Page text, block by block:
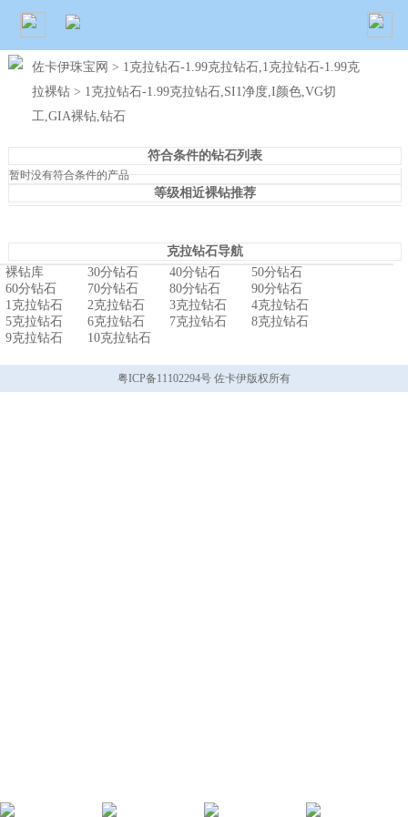
佐卡伊珠宝网 > 1克拉钻石-1.99克拉钻石,1克拉钻石-1.99克
拉裸钻 > 1克拉钻石-1.99克拉钻石,SI1净度,I颜色,VG切
工,GIA裸钻,钻石
符合条件的钻石列表
暂时没有符合条件的产品
等级相近裸钻推荐
克拉钻石导航
裸钻库
30分钻石 40分钻石
50分钻石
60分钻石
70分钻石 80分钻石
90分钻石
1克拉钻石
2克拉钻石 3克拉钻石
4克拉钻石
5克拉钻石
6克拉钻石 7克拉钻石
8克拉钻石
9克拉钻石
10克拉钻石
粤ICP备11102294号 佐卡伊版权所有